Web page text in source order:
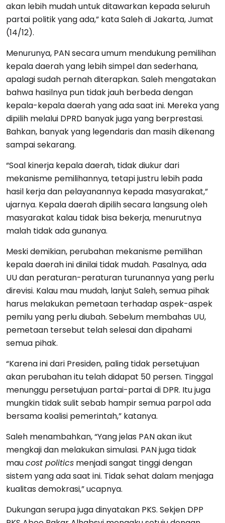
akan lebih mudah untuk ditawarkan kepada seluruh
partai politik yang ada,” kata Saleh di Jakarta, Jumat
(14/12).
Menurunya, PAN secara umum mendukung pemilihan
kepala daerah yang lebih simpel dan sederhana,
apalagi sudah pernah diterapkan. Saleh mengatakan
bahwa hasilnya pun tidak jauh berbeda dengan
kepala-kepala daerah yang ada saat ini. Mereka yang
dipilih melalui DPRD banyak juga yang berprestasi.
Bahkan, banyak yang legendaris dan masih dikenang
sampai sekarang.
“Soal kinerja kepala daerah, tidak diukur dari
mekanisme pemilihannya, tetapi justru lebih pada
hasil kerja dan pelayanannya kepada masyarakat,”
ujarnya. Kepala daerah dipilih secara langsung oleh
masyarakat kalau tidak bisa bekerja, menurutnya
malah tidak ada gunanya.
Meski demikian, perubahan mekanisme pemilihan
kepala daerah ini dinilai tidak mudah. Pasalnya, ada
UU dan peraturan-peraturan turunannya yang perlu
direvisi. Kalau mau mudah, lanjut Saleh, semua pihak
harus melakukan pemetaan terhadap aspek-aspek
pemilu yang perlu diubah. Sebelum membahas UU,
pemetaan tersebut telah selesai dan dipahami
semua pihak.
“Karena ini dari Presiden, paling tidak persetujuan
akan perubahan itu telah didapat 50 persen. Tinggal
menunggu persetujuan partai-partai di DPR. Itu juga
mungkin tidak sulit sebab hampir semua parpol ada
bersama koalisi pemerintah,” katanya.
Saleh menambahkan, “Yang jelas PAN akan ikut
mengkaji dan melakukan simulasi. PAN juga tidak
maucost politics menjadi sangat tinggi dengan
sistem yang ada saat ini. Tidak sehat dalam menjaga
kualitas demokrasi,” ucapnya.
Dukungan serupa juga dinyatakan PKS. Sekjen DPP